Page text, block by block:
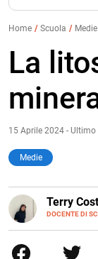
Home Scuola Medie
La
15 Aprile 2024 -
Medie
Terry
DOCENTE DI
E-
MAIL
dalla